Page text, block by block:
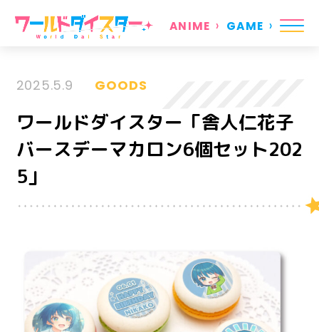
ANIME GAME
2025.5.9 GOODS
ワールドダイスター「舎人仁花子
バースデーマカロン6個セット202
5」